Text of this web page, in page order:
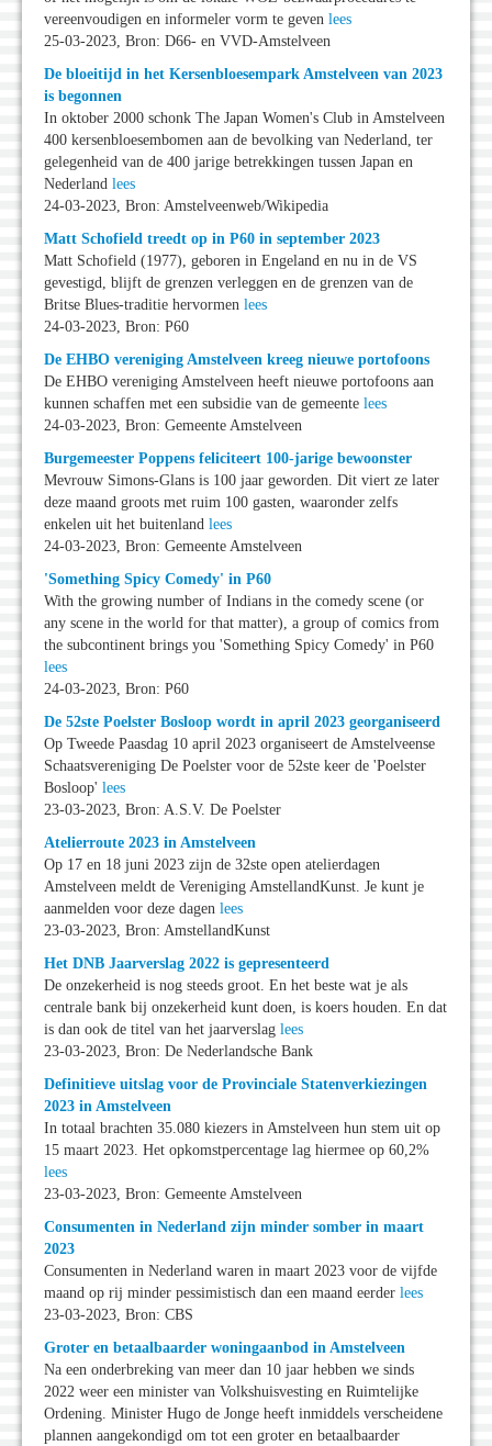
vereenvoudigen en informeler vorm te geven lees
25-03-2023, Bron: D66- en VVD-Amstelveen
De bloeitijd in het Kersenbloesempark Amstelveen van 2023
is begonnen
In oktober 2000 schonk The Japan Women's Club in Amstelveen
400 kersenbloesembomen aan de bevolking van Nederland, ter
gelegenheid van de 400 jarige betrekkingen tussen Japan en
Nederland lees
24-03-2023, Bron: Amstelveenweb/Wikipedia
Matt Schofield treedt op in P60 in september 2023
Matt Schofield (1977), geboren in Engeland en nu in de VS
gevestigd, blijft de grenzen verleggen en de grenzen van de
Britse Blues-traditie hervormen lees
24-03-2023, Bron: P60
De EHBO vereniging Amstelveen kreeg nieuwe portofoons
De EHBO vereniging Amstelveen heeft nieuwe portofoons aan
kunnen schaffen met een subsidie van de gemeente lees
24-03-2023, Bron: Gemeente Amstelveen
Burgemeester Poppens feliciteert 100-jarige bewoonster
Mevrouw Simons-Glans is 100 jaar geworden. Dit viert ze later
deze maand groots met ruim 100 gasten, waaronder zelfs
enkelen uit het buitenland lees
24-03-2023, Bron: Gemeente Amstelveen
'Something Spicy Comedy' in P60
With the growing number of Indians in the comedy scene (or
any scene in the world for that matter), a group of comics from
the subcontinent brings you 'Something Spicy Comedy' in P60
lees
24-03-2023, Bron: P60
De 52ste Poelster Bosloop wordt in april 2023 georganiseerd
Op Tweede Paasdag 10 april 2023 organiseert de Amstelveense
Schaatsvereniging De Poelster voor de 52ste keer de 'Poelster
Bosloop' lees
23-03-2023, Bron: A.S.V. De Poelster
Atelierroute 2023 in Amstelveen
Op 17 en 18 juni 2023 zijn de 32ste open atelierdagen
Amstelveen meldt de Vereniging AmstellandKunst. Je kunt je
aanmelden voor deze dagen lees
23-03-2023, Bron: AmstellandKunst
Het DNB Jaarverslag 2022 is gepresenteerd
De onzekerheid is nog steeds groot. En het beste wat je als
centrale bank bij onzekerheid kunt doen, is koers houden. En dat
is dan ook de titel van het jaarverslag lees
23-03-2023, Bron: De Nederlandsche Bank
Definitieve uitslag voor de Provinciale Statenverkiezingen
2023 in Amstelveen
In totaal brachten 35.080 kiezers in Amstelveen hun stem uit op
15 maart 2023. Het opkomstpercentage lag hiermee op 60,2%
lees
23-03-2023, Bron: Gemeente Amstelveen
Consumenten in Nederland zijn minder somber in maart
2023
Consumenten in Nederland waren in maart 2023 voor de vijfde
maand op rij minder pessimistisch dan een maand eerder lees
23-03-2023, Bron: CBS
Groter en betaalbaarder woningaanbod in Amstelveen
Na een onderbreking van meer dan 10 jaar hebben we sinds
2022 weer een minister van Volkshuisvesting en Ruimtelijke
Ordening. Minister Hugo de Jonge heeft inmiddels verscheidene
plannen aangekondigd om tot een groter en betaalbaarder